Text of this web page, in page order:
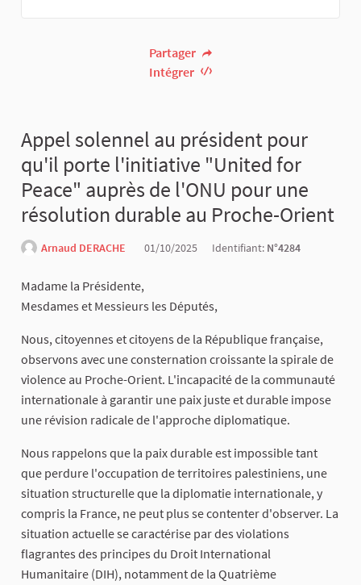
Partager
Intégrer
Appel solennel au président pour
qu'il porte l'initiative "United for
Peace" auprès de l'ONU pour une
résolution durable au Proche-Orient
Arnaud DERACHE 01/10/2025 Identifiant: N°4284
Madame la Présidente,
Mesdames et Messieurs les Députés,
Nous, citoyennes et citoyens de la République française,
observons avec une consternation croissante la spirale de
violence au Proche-Orient. L'incapacité de la communauté
internationale à garantir une paix juste et durable impose
une révision radicale de l'approche diplomatique.
Nous rappelons que la paix durable est impossible tant
que perdure l'occupation de territoires palestiniens, une
situation structurelle que la diplomatie internationale, y
compris la France, ne peut plus se contenter d'observer. La
situation actuelle se caractérise par des violations
flagrantes des principes du Droit International
Humanitaire (DIH), notamment de la Quatrième